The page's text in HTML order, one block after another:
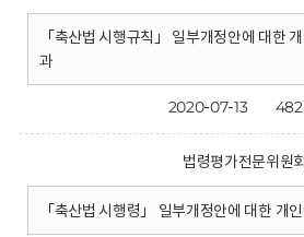
「축산법 시행규칙」 일부개정안에 대한
과
2020-07-13
법령평가전문위원회
「축산법 시행령」 일부개정안에 대한 개